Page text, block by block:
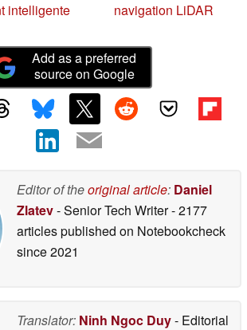
intelligente
navigation LiDAR
Add as a preferred
source on Google
Editor of theoriginal article: Daniel
Zlatev- Senior Tech Writer- 2177
articles published on Notebookcheck
since 2021
Translator: Ninh Ngoc Duy- Editorial